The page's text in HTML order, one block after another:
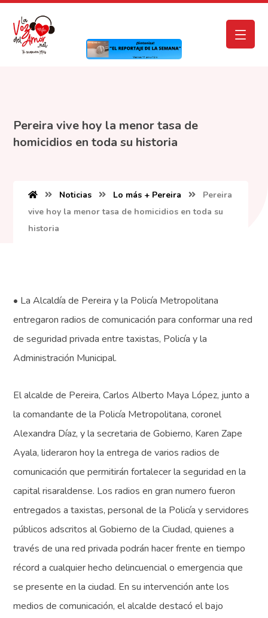
Pereira vive hoy la menor tasa de
homicidios en toda su historia
Noticias Lo más + Pereira
Pereira
vive hoy la menor tasa de homicidios en toda su
historia
• La Alcaldía de Pereira y la Policía Metropolitana
entregaron radios de comunicación para conformar una red
de seguridad privada entre taxistas, Policía y la
Administración Municipal.
El alcalde de Pereira, Carlos Alberto Maya López, junto a
la comandante de la Policía Metropolitana, coronel
Alexandra Díaz, y la secretaria de Gobierno, Karen Zape
Ayala, lideraron hoy la entrega de varios radios de
comunicación que permitirán fortalecer la seguridad en la
capital risaraldense. Los radios en gran numero fueron
entregados a taxistas, personal de la Policía y servidores
públicos adscritos al Gobierno de la Ciudad, quienes a
través de una red privada podrán hacer frente en tiempo
récord a cualquier hecho delincuencial o emergencia que
se presente en la ciudad. En su intervención ante los
medios de comunicación, el alcalde destacó el bajo